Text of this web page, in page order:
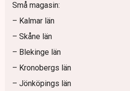
Små magasin:
– Kalmar län
– Skåne län
– Blekinge län
– Kronobergs län
– Jönköpings län